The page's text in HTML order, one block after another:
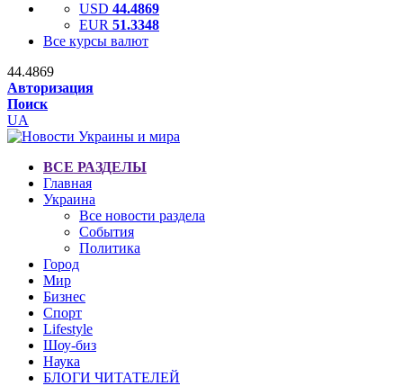
USD 44.4869
EUR 51.3348
Все курсы валют
44.4869
Авторизация
Поиск
UA
ВСЕ РАЗДЕЛЫ
Главная
Украина
Все новости раздела
События
Политика
Город
Мир
Бизнес
Спорт
Lifestyle
Шоу-биз
Наука
БЛОГИ ЧИТАТЕЛЕЙ